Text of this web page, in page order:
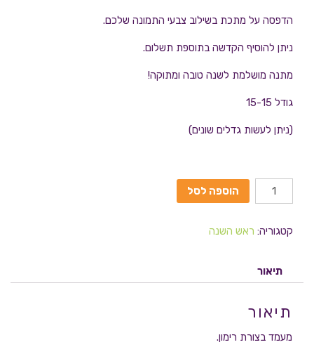
הדפסה על מתכת בשילוב צבעי התמונה שלכם.
ניתן להוסיף הקדשה בתוספת תשלום.
מתנה מושלמת לשנה טובה ומתוקה!
גודל 15-15
(ניתן לעשות גדלים שונים)
הוספה לסל
קטגוריה: ראש השנה
תיאור
תיאור
מעמד בצורת רימון.